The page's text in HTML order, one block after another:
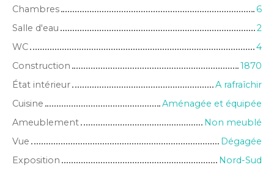
Chambres
6
Salle d'eau
2
WC
4
Construction
1870
État intérieur
A rafraîchir
Cuisine
Aménagée et équipée
Ameublement
Non meublé
Vue
Dégagée
Exposition
Nord-Sud